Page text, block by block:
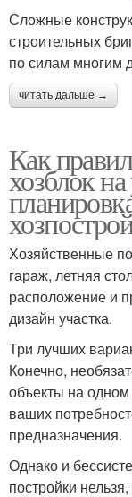
Сложные
строительных
по силам многим
читать дальше →
Как
хозблок
Хозяйственные
гараж, летняя
расположение и
дизайн участка.
Три лучших
Конечно,
объекты на одном
ваших
предназначения.
Однако и
постройки